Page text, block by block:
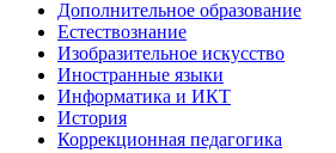
Дополнительное образование
Естествознание
Изобразительное искусство
Иностранные языки
Информатика и ИКТ
История
Коррекционная педагогика